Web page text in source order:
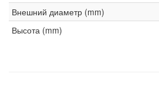
Внешний диаметр (mm)
Высота (mm)